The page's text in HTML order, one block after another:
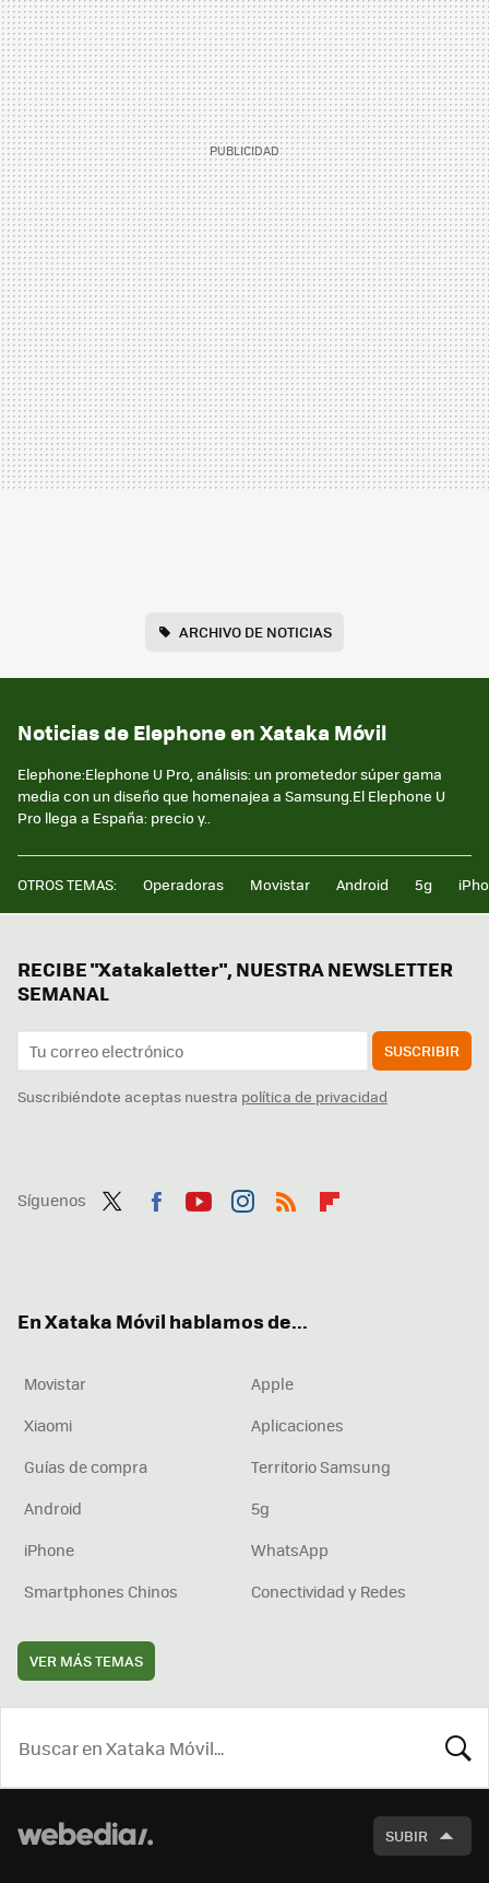
ARCHIVO DE NOTICIAS
Noticias de Elephone en Xataka Móvil
Elephone:Elephone U Pro, análisis: un prometedor súper gama
media con un diseño que homenajea a Samsung.El Elephone U
Pro llega a España: precio y..
OTROS TEMAS: Operadoras Movistar Android 5g
RECIBE "Xatakaletter", NUESTRA NEWSLETTER
SEMANAL
SUSCRIBIR
Suscribiéndote aceptas nuestra política de privacidad
Síguenos
En Xataka Móvil hablamos de...
Movistar
Apple
Xiaomi
Aplicaciones
Guías de compra
Territorio Samsung
Android
5g
iPhone
WhatsApp
Smartphones Chinos
Conectividad y Redes
VER MÁS TEMAS
SUBIR